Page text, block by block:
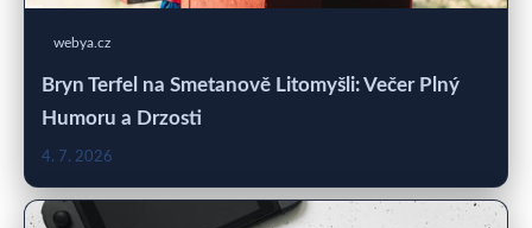
webya.cz
Bryn Terfel na Smetanově Litomyšli: Večer Plný
Humoru a Drzosti
4. 7. 2026